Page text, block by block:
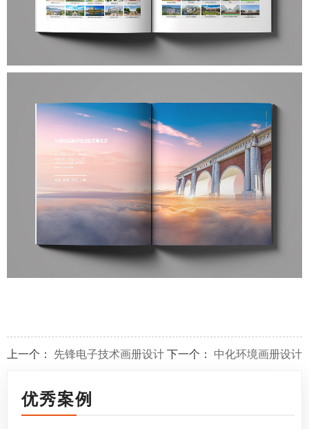
上一个： 先锋电子技术画册设计下一个： 中化环境画册设计
优秀案例